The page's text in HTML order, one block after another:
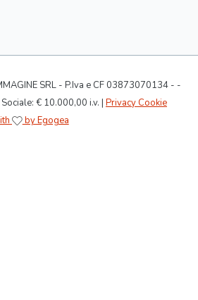
SRL - P.Iva e CF 03873070134 - -
€ 10.000,00 i.v. | Privacy Cookie
by Egogea